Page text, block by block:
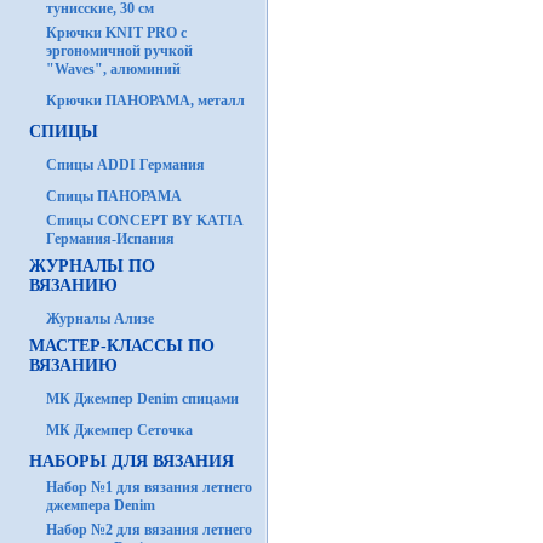
тунисские, 30 см
Крючки KNIT PRO с
эргономичной ручкой
"Waves", алюминий
Крючки ПАНОРАМА, металл
СПИЦЫ
Спицы ADDI Германия
Спицы ПАНОРАМА
Спицы CONCEPT BY KATIA
Германия-Испания
ЖУРНАЛЫ ПО
ВЯЗАНИЮ
Журналы Ализе
МАСТЕР-КЛАССЫ ПО
ВЯЗАНИЮ
МК Джемпер Denim спицами
МК Джемпер Сеточка
НАБОРЫ ДЛЯ ВЯЗАНИЯ
Набор №1 для вязания летнего
джемпера Denim
Набор №2 для вязания летнего